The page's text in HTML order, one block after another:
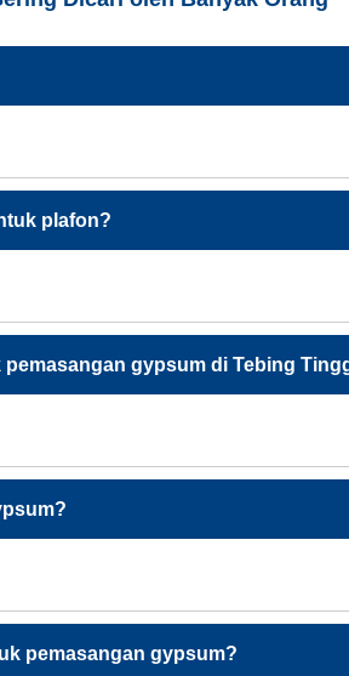
plafon?
gypsum di Tebing
pemasangan gypsum?